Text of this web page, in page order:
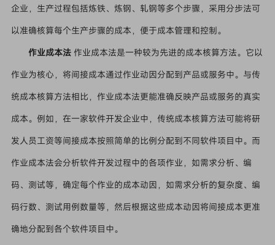
企业，生产过程包括炼铁、炼钢、轧钢等多个步骤，采用分步法可
以准确核算每个生产步骤的成本，便于成本管理和控制。
作业成本法作业成本法是一种较为先进的成本核算方法。它以
作业为核心，将间接成本通过作业动因分配到产品或服务中。与传
统成本核算方法相比，作业成本法更能准确反映产品或服务的真实
成本。例如，在一家软件开发企业中，传统成本核算方法可能将研
发人员工资等间接成本按照简单的比例分配到不同软件项目中。而
作业成本法会分析软件开发过程中的各项作业，如需求分析、编
码、测试等，确定每个作业的成本动因，如需求分析的复杂度、编
码行数、测试用例数量等，然后根据这些成本动因将间接成本更准
确地分配到各个软件项目中。